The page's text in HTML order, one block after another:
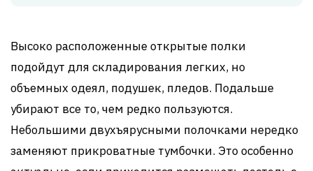
Высоко расположенные открытые полки
подойдут для складирования легких, но
объемных одеял, подушек, пледов. Подальше
убирают все то, чем редко пользуются.
Небольшими двухъярусными полочками нередко
заменяют прикроватные тумбочки. Это особенно